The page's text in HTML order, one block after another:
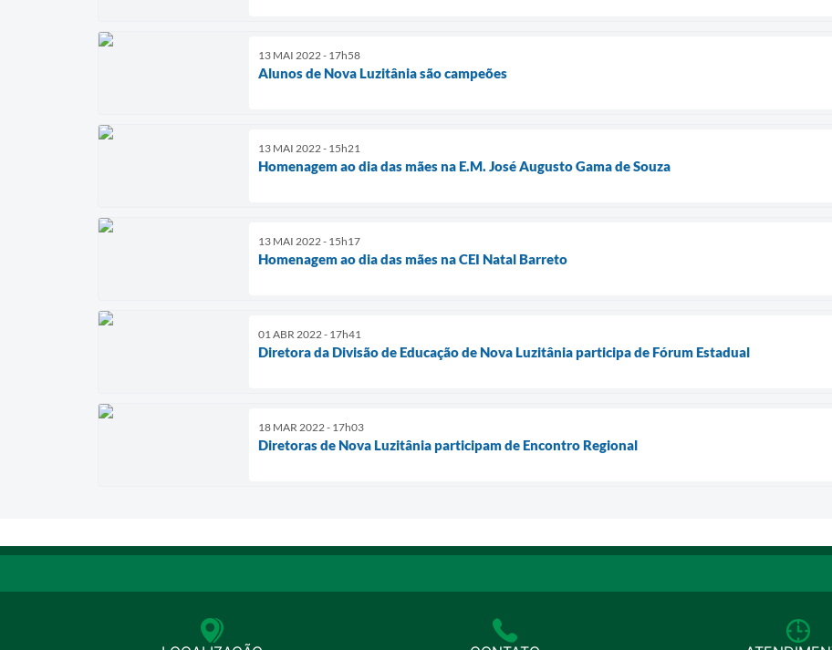
13 MAI 2022 - 17h58
Alunos de Nova Luzitânia são campeões
13 MAI 2022 - 15h21
Homenagem ao dia das mães na E.M. José Augusto Gama de Souza
13 MAI 2022 - 15h17
Homenagem ao dia das mães na CEI Natal Barreto
01 ABR 2022 - 17h41
Diretora da Divisão de Educação de Nova Luzitânia participa de Fórum Estadual
18 MAR 2022 - 17h03
Diretoras de Nova Luzitânia participam de Encontro Regional